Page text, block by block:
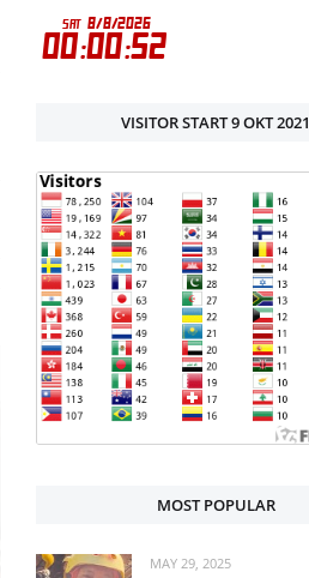
VISITOR START 9 OKT 2021
MOST POPULAR
MAY 29, 2025